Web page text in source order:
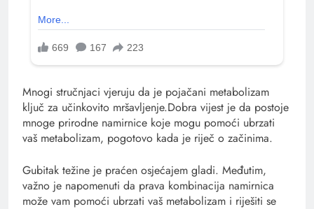
Mnogi stručnjaci vjeruju da je pojačani metabolizam
ključ za učinkovito mršavljenje.Dobra vijest je da postoje
mnoge prirodne namirnice koje mogu pomoći ubrzati
vaš metabolizam, pogotovo kada je riječ o začinima.
Gubitak težine je praćen osjećajem gladi. Međutim,
važno je napomenuti da prava kombinacija namirnica
može vam pomoći ubrzati vaš metabolizam i riješiti se